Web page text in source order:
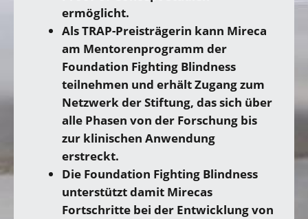
ermöglicht.
Als TRAP-Preisträgerin kann Mireca
am Mentorenprogramm der
Foundation Fighting Blindness
teilnehmen und erhält Zugang zum
Netzwerk der Stiftung, das sich über
alle Phasen von der Forschung bis
zur klinischen Anwendung
erstreckt.
Die Foundation Fighting Blindness
unterstützt damit Mirecas
Fortschritte bei der Entwicklung von